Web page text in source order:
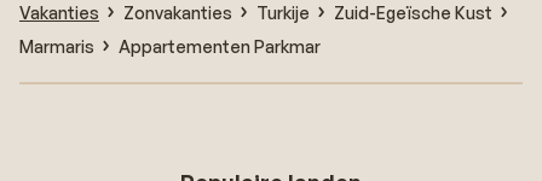
Vakanties Zonvakanties Turkije
Zuid-Egeïsche Kust
Marmaris
Appartementen Parkmar